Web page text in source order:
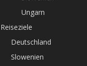
Ungarn
Reiseziele
Deutschland
Slowenien